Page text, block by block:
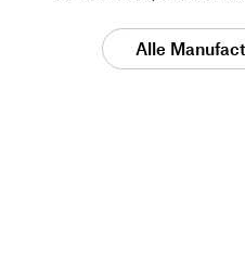
Alle